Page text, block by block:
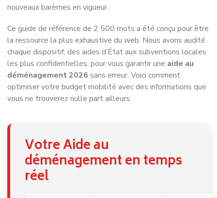
nouveaux barèmes en vigueur.
Ce guide de référence de 2 500 mots a été conçu pour être
la ressource la plus exhaustive du web. Nous avons audité
chaque dispositif, des aides d’État aux subventions locales
les plus confidentielles, pour vous garantir une aide au
déménagement 2026 sans erreur. Voici comment
optimiser votre budget mobilité avec des informations que
vous ne trouverez nulle part ailleurs.
Votre Aide au
déménagement en temps
réel